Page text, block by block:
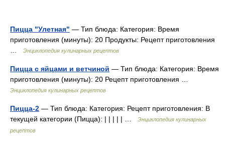
Пицца "Улетная" — Тип блюда: Категория: Время
приготовления (минуты): 20 Продукты: Рецепт приготовления
Энциклопедия кулинарных рецептов
Пицца с яйцами и ветчиной — Тип блюда: Категория: Время
приготовления (минуты): 20 Рецепт приготовления …
Энциклопедия кулинарных рецептов
Пицца-2 — Тип блюда: Категория: Рецепт приготовления: В
текущей категории (Пицца): | | | | | …
Энциклопедия кулинарных
рецептов